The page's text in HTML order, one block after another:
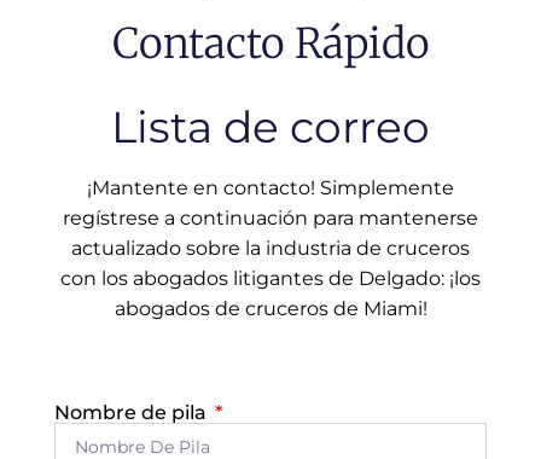
Contacto Rápido
Lista de correo
¡Mantente en contacto! Simplemente
regístrese a continuación para mantenerse
actualizado sobre la industria de cruceros
con los abogados litigantes de Delgado: ¡los
abogados de cruceros de Miami!
Nombre de pila